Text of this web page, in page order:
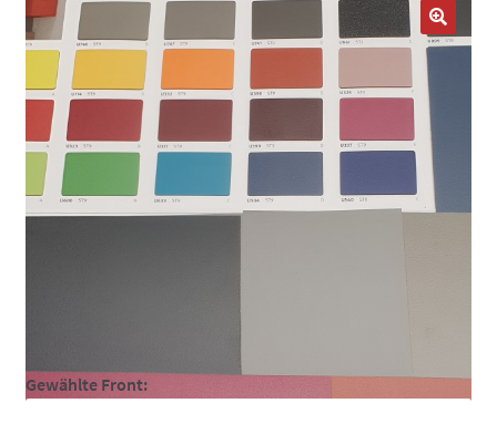
Echtheit von Bewertungen
Impressum
Kasse
Mein Konto
Über uns
Gewählte Front: